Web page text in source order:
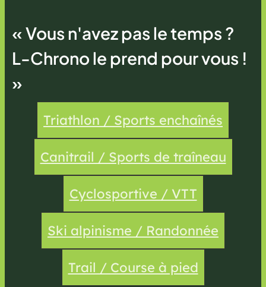
« Vous n'avez pas le temps ?
L-Chrono le prend pour vous !
»
Triathlon / Sports enchaînés
Canitrail / Sports de traîneau
Cyclosportive / VTT
Ski alpinisme / Randonnée
Trail / Course à pied